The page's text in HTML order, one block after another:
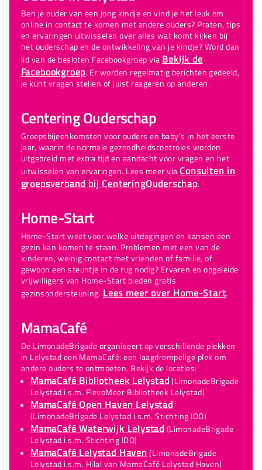
Ben je ouder van een jong kindje en vind je het leuk om
online in contact te komen met andere ouders? Praten, tips
en ervaringen uitwisselen over alles wat komt kijken bij
het ouderschap en de ontwikkeling van je kindje? Word dan
lid van de besloten Facebookgroep via Bekijk de
Facebookgroep. Er worden regelmatig berichten gedeeld,
je kunt vragen stellen of juist reageren op anderen.
Centering Ouderschap
Groepsbijeenkomsten voor ouders en baby’s in het eerste
jaar, waarin de normale gezondheidscontroles worden
uitgebreid met extra tijd en aandacht voor vragen en het
uitwisselen van ervaringen. Lees meer via Consulten in
groepsverband bij CenteringOuderschap.
Home-Start
Home-Start weet voor welke uitdagingen en kansen een
gezin kan komen te staan. Problemen met een van de
kinderen, weinig contact met vrienden of familie, of
gewoon een steuntje in de rug nodig? Ervaren en opgeleide
vrijwilligers van Home-Start bieden gratis
gezinsondersteuning. Lees meer over Home-Start.
MamaCafé
De LimonadeBrigade organiseert op verschillende plekken
in Lelystad een MamaCafé: een laagdrempelige plek om
andere ouders te ontmoeten. Bekijk de locaties:
MamaCafé Bibliotheek Lelystad(LimonadeBrigade
Lelystad i.s.m. FlevoMeer Bibliotheek Lelystad)
MamaCafé Open Haven Lelystad
(LimonadeBrigade Lelystad i.s.m. Stichting IDO)
MamaCafé Waterwijk Lelystad (LimonadeBrigade
Lelystad i.s.m. Stichting IDO)
MamaCafé Lelystad Haven(LimonadeBrigade
Lelystad i.s.m. Hilal van MamaCafé Lelystad Haven)